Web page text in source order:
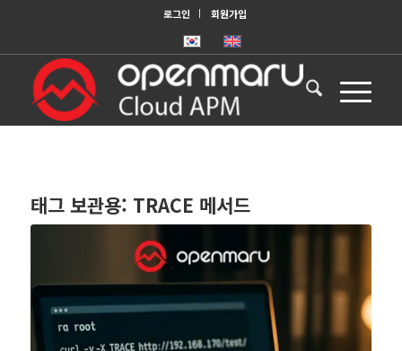
로그인 회원가입
태그 보관용: TRACE 메서드